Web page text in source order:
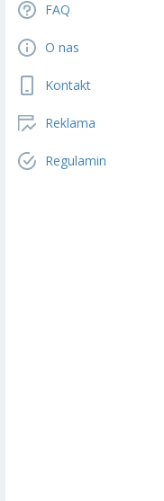
FAQ
O nas
Kontakt
Reklama
Regulamin